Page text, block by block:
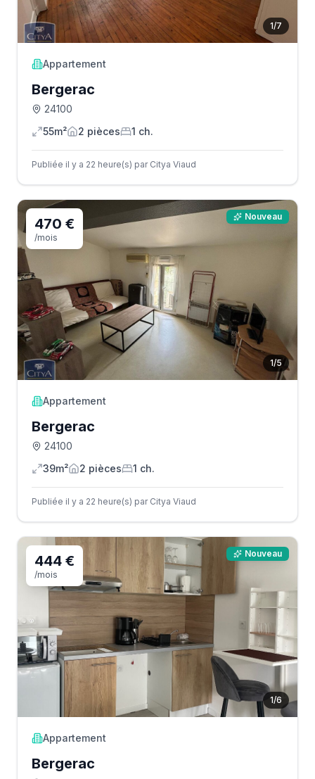
1/7
Appartement
Bergerac
24100
55m²
2 pièces 1 ch.
Publiée il y a 22 heure(s) par Citya Viaud
1/5
470 €
/mois
Nouveau
Appartement
Bergerac
24100
39m²
2 pièces 1 ch.
Publiée il y a 22 heure(s) par Citya Viaud
1/6
444 €
/mois
Nouveau
Appartement
Bergerac